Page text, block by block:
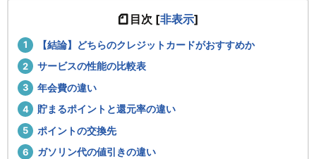
目次 [非表示]
【結論】どちらのクレジットカードがおすすめか
サービスの性能の比較表
年会費の違い
貯まるポイントと還元率の違い
ポイントの交換先
ガソリン代の値引きの違い